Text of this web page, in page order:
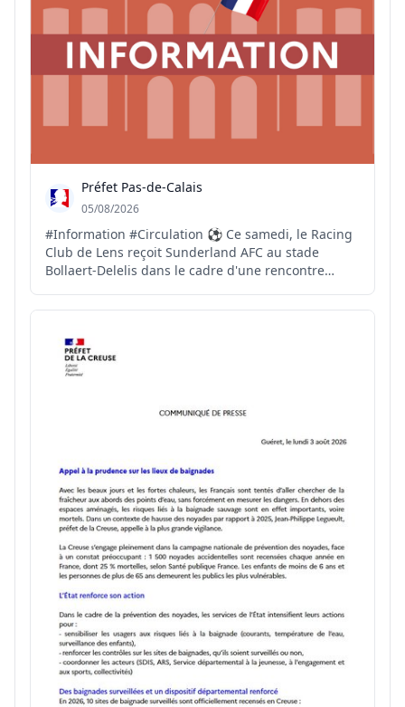
Préfet Pas-de-Calais
05/08/2026
#Information #Circulation ⚽️ Ce samedi, le Racing
Club de Lens reçoit Sunderland AFC au stade
Bollaert-Delelis dans le cadre d'une rencontre
rappeler qu'une partie de l'autoroute A1 est fermée
circulation sont d...